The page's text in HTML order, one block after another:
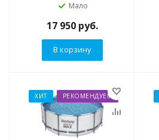
Мало
17 950руб.
В корзину
ХИТ РЕКОМЕНДУЕМ